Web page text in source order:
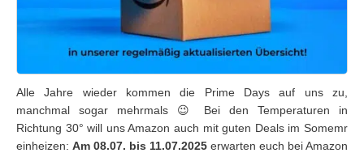
Alle Jahre wieder kommen die Prime Days auf uns zu,
manchmal sogar mehrmals 😉 Bei den Temperaturen in
Richtung 30° will uns Amazon auch mit guten Deals im Somemr
einheizen: Am 08.07. bis 11.07.2025 erwarten euch bei Amazon